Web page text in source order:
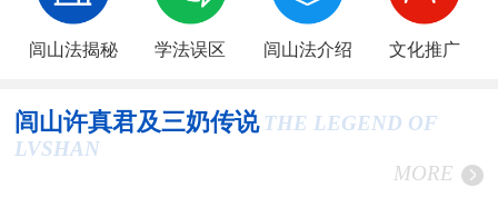
闾山法揭秘 学法误区 闾山法介绍 文化推广
闾山许真君及三奶传说 THE LEGEND OF
LVSHAN
MORE